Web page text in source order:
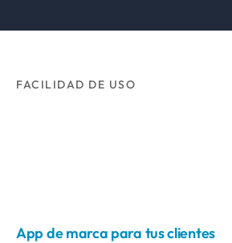
Estudios, gimnasios e instructores
FACILIDAD DE USO
App de marca para tus clientes